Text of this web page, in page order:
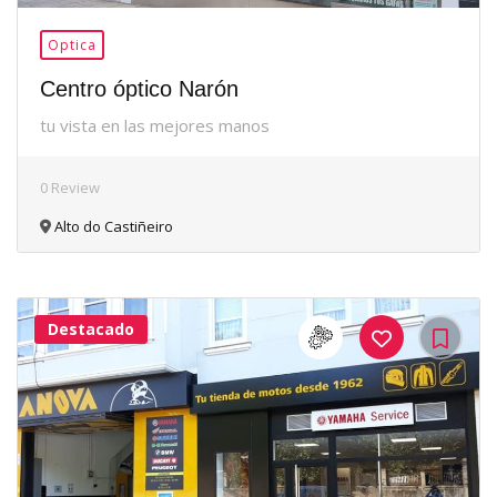
Optica
Centro óptico Narón
tu vista en las mejores manos
0 Review
Alto do Castiñeiro
30Me
Gusta
Destacado